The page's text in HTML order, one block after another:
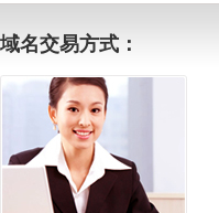
域名交易方式：